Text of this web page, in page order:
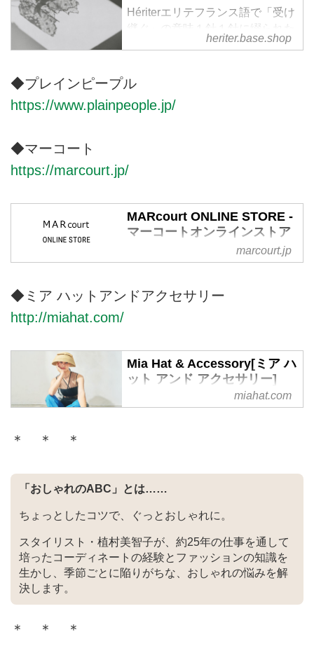
シングベースなスタイルです。ナ
チュラルな中にスタイリッシュな
モードを展開しています。
Hériterエリテフランス語で「受け
継ぐ」の意味１針１針に綴られた
記憶と技術を未来に受け継ぐ余韻
間をかけて関わる全ての人々の試
行錯誤でできています。時代と共
に、手仕事や技術が衰退しつつあ
heriter.base.shop
◆プレインピープル
https://www.plainpeople.jp/
◆マーコート
https://marcourt.jp/
MARcourt ONLINE STORE -
マーコートオンラインストア
オリジナルブランド mizuiro
したセレクトショップ。
marcourt.jp
◆ミア ハットアンドアクセサリー
http://miahat.com/
Mia Hat & Accessory[ミア ハ
ット アンド アクセサリー]
miahat.com
＊ ＊ ＊
「おしゃれのABC」とは……
ちょっとしたコツで、ぐっとおしゃれに。
スタイリスト・植村美智子が、約25年の仕事を通して
培ったコーディネートの経験とファッションの知識を
生かし、季節ごとに陥りがちな、おしゃれの悩みを解
決します。
＊ ＊ ＊